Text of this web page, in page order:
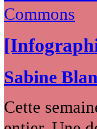
Sabine
Cette